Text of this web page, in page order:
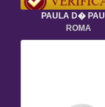
PAULA D�
ROMA